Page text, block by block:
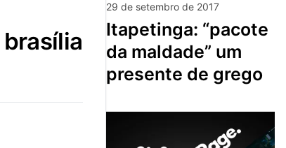
29 de setembro de 2017
itapetinga: “pacote
da maldade” um
presente de grego